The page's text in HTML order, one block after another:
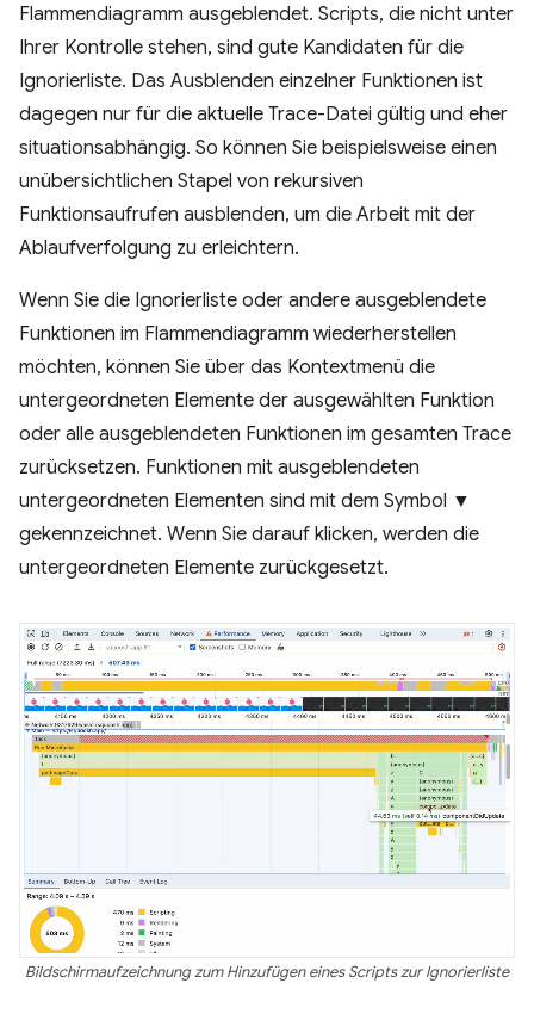
Flammendiagramm ausgeblendet. Scripts, die nicht unter
Ihrer Kontrolle stehen, sind gute Kandidaten für die
Ignorierliste. Das Ausblenden einzelner Funktionen ist
dagegen nur für die aktuelle Trace-Datei gültig und eher
situationsabhängig. So können Sie beispielsweise einen
unübersichtlichen Stapel von rekursiven
Funktionsaufrufen ausblenden, um die Arbeit mit der
Ablaufverfolgung zu erleichtern.
Wenn Sie die Ignorierliste oder andere ausgeblendete
Funktionen im Flammendiagramm wiederherstellen
möchten, können Sie über das Kontextmenü die
untergeordneten Elemente der ausgewählten Funktion
oder alle ausgeblendeten Funktionen im gesamten Trace
zurücksetzen. Funktionen mit ausgeblendeten
untergeordneten Elementen sind mit dem Symbol ▼
gekennzeichnet. Wenn Sie darauf klicken, werden die
untergeordneten Elemente zurückgesetzt.
Bildschirmaufzeichnung zum Hinzufügen eines Scripts zur Ignorierliste